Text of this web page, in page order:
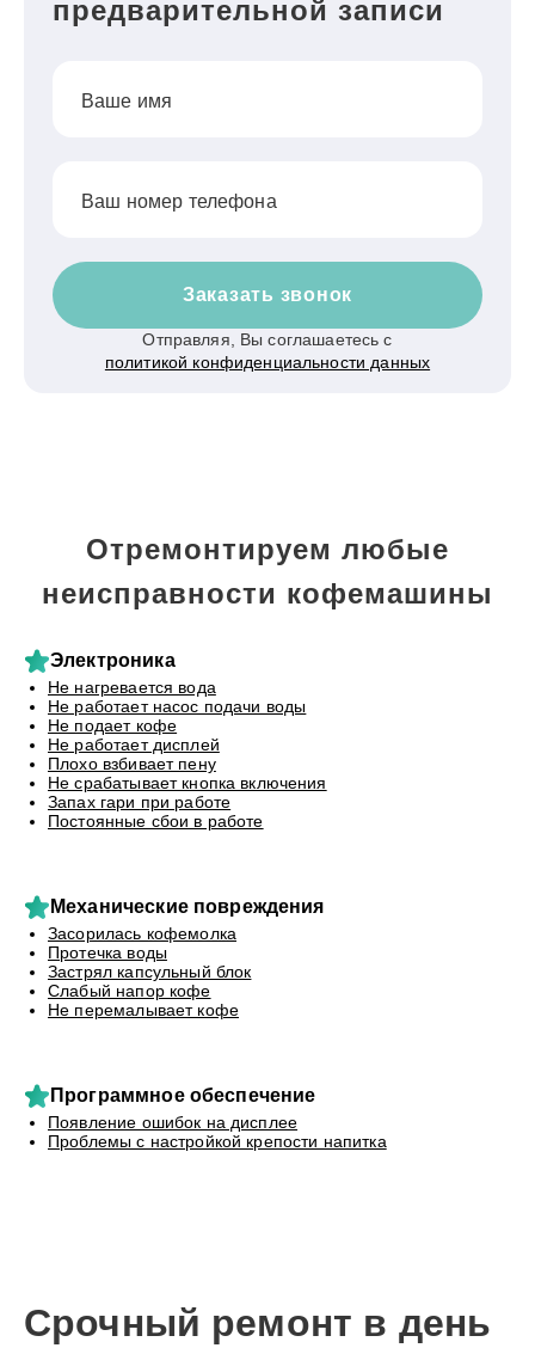
предварительной записи
Ваше имя
Ваш номер телефона
Заказать звонок
Отправляя, Вы соглашаетесь с
политикой конфиденциальности данных
Отремонтируем любые
неисправности кофемашины
Электроника
Не нагревается вода
Не работает насос подачи воды
Не подает кофе
Не работает дисплей
Плохо взбивает пену
Не срабатывает кнопка включения
Запах гари при работе
Постоянные сбои в работе
Механические повреждения
Засорилась кофемолка
Протечка воды
Застрял капсульный блок
Слабый напор кофе
Не перемалывает кофе
Программное обеспечение
Появление ошибок на дисплее
Проблемы с настройкой крепости напитка
Срочный ремонт в день